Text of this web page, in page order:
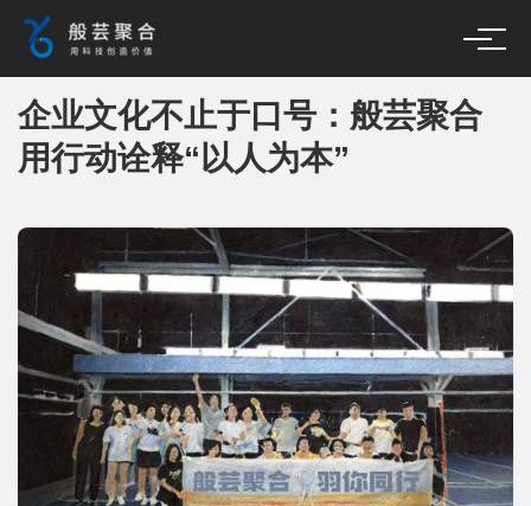
企业文化不止于口号：般芸聚合
用行动诠释“以人为本”